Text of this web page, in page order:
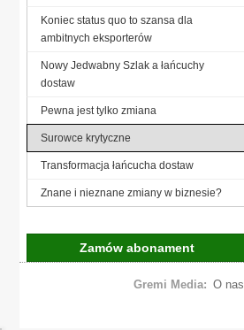
Koniec status quo to szansa dla
ambitnych eksporterów
Nowy Jedwabny Szlak a łańcuchy
dostaw
Pewna jest tylko zmiana
Surowce krytyczne
Transformacja łańcucha dostaw
Znane i nieznane zmiany w biznesie?
Zamów abonament
Gremi Media: O nas